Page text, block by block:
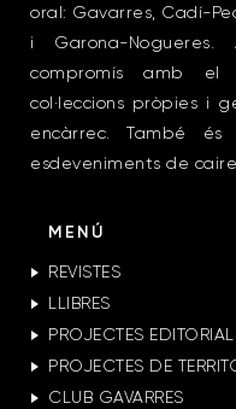
oral: Gavarres, Cadí-
i Garona-
compromís amb
col·leccions pròpies i
encàrrec. També
esdeveniments de caire
MENÚ
REVISTES
LLIBRES
PROJECTES
PROJECTES DE
CLUB GAVARRES